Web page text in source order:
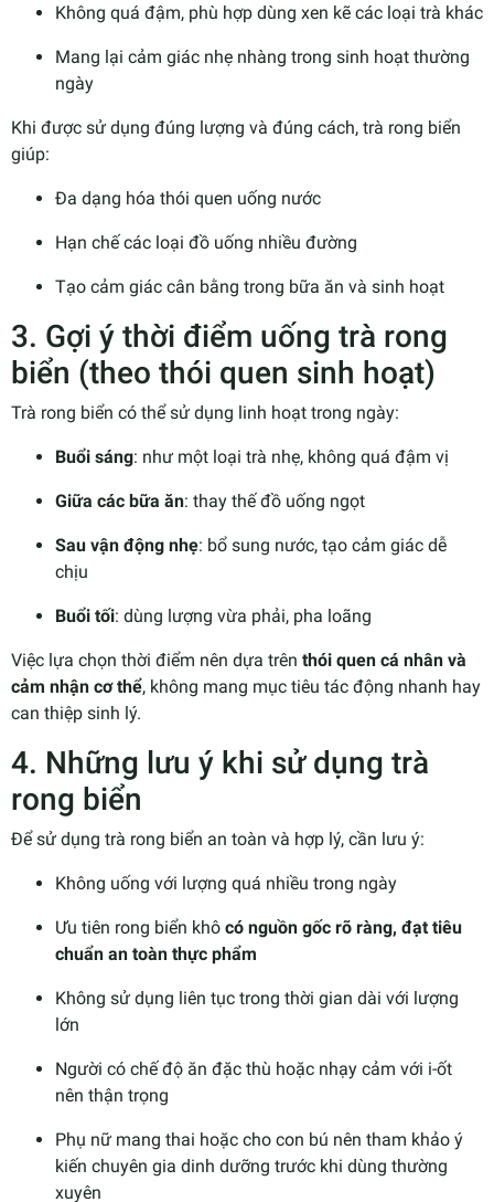
Không quá đậm, phù hợp dùng xen kẽ các loại trà khác
Mang lại cảm giác nhẹ nhàng trong sinh hoạt thường
ngày
Khi được sử dụng đúng lượng và đúng cách, trà rong biển
giúp:
Đa dạng hóa thói quen uống nước
Hạn chế các loại đồ uống nhiều đường
Tạo cảm giác cân bằng trong bữa ăn và sinh hoạt
3. Gợi ý thời điểm uống trà rong
biển (theo thói quen sinh hoạt)
Trà rong biển có thể sử dụng linh hoạt trong ngày:
Buổi sáng: như một loại trà nhẹ, không quá đậm vị
Giữa các bữa ăn: thay thế đồ uống ngọt
Sau vận động nhẹ: bổ sung nước, tạo cảm giác dễ
chịu
Buổi tối: dùng lượng vừa phải, pha loãng
Việc lựa chọn thời điểm nên dựa trên thói quen cá nhân và
cảm nhận cơ thể, không mang mục tiêu tác động nhanh hay
can thiệp sinh lý.
4. Những lưu ý khi sử dụng trà
rong biển
Để sử dụng trà rong biển an toàn và hợp lý, cần lưu ý:
Không uống với lượng quá nhiều trong ngày
Ưu tiên rong biển khô có nguồn gốc rõ ràng, đạt tiêu
chuẩn an toàn thực phẩm
Không sử dụng liên tục trong thời gian dài với lượng
lớn
Người có chế độ ăn đặc thù hoặc nhạy cảm với i-ốt
nên thận trọng
Phụ nữ mang thai hoặc cho con bú nên tham khảo ý
kiến chuyên gia dinh dưỡng trước khi dùng thường
xuyên